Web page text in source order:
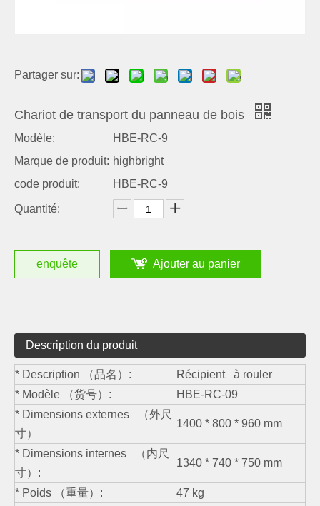
Partager sur:
Chariot de transport du panneau de bois
Modèle:
HBE-RC-9
Marque de produit: highbright
code produit:
HBE-RC-9
Quantité:
enquête Ajouter au panier
Description du produit
* Description （品名）:
Récipient à rouler
* Modèle （货号）:
HBE-RC-09
* Dimensions externes （外尺
寸）
1400 * 800 * 960 mm
* Dimensions internes （内尺
寸）:
1340 * 740 * 750 mm
* Poids （重量）:
47 kg